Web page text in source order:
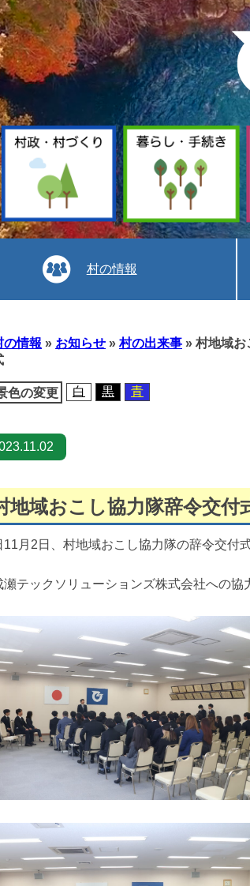
し
手
村の情報
の情報 » お知らせ » 村の出来事 » 村地域お
色の変更 白 黒 青
地域おこし協力隊辞令交付
11月2日、村地域おこし協力隊の辞令交付
瀬テックソリューションズ株式会社への協